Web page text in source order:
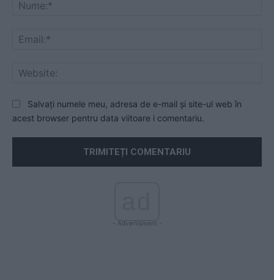
Salvați numele meu, adresa de e-mail și site-ul web în
acest browser pentru data viitoare i comentariu.
- Advertisment -